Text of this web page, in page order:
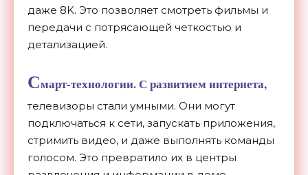
даже 8K. Это позволяет смотреть фильмы и
передачи с потрясающей четкостью и
детализацией.
Смарт-технологии.С развитием интернета,
телевизоры стали умными. Они могут
подключаться к сети, запускать приложения,
стримить видео, и даже выполнять команды
голосом. Это превратило их в центры